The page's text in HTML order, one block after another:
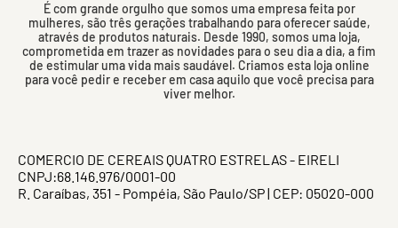
É com grande orgulho que somos uma empresa feita por
mulheres, são três gerações trabalhando para oferecer saúde,
através de produtos naturais. Desde 1990, somos uma loja,
comprometida em trazer as novidades para o seu dia a dia, a fim
de estimular uma vida mais saudável. Criamos esta loja online
para você pedir e receber em casa aquilo que você precisa para
viver melhor.
COMERCIO DE CEREAIS QUATRO ESTRELAS - EIRELI
CNPJ:68.146.976/0001-00
R. Caraíbas, 351 - Pompéia, São Paulo/SP | CEP: 05020-000